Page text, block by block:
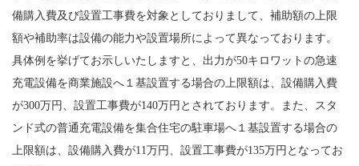
備購入費及び設置工事費を対象としておりまして、補助額の上限
額や補助率は設備の能力や設置場所によって異なっております。
具体例を挙げてお示しいたしますと、出力が50キロワットの急速
充電設備を商業施設へ１基設置する場合の上限額は、設備購入費
が300万円、設置工事費が140万円とされております。また、スタ
ンド式の普通充電設備を集合住宅の駐車場へ１基設置する場合の
上限額は、設備購入費が11万円、設置工事費が135万円となってお